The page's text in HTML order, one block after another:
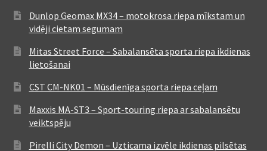
Dunlop Geomax MX34 – motokrosa riepa mīkstam un
vidēji cietam segumam
Mitas Street Force – Sabalansēta sporta riepa ikdienas
lietošanai
CST CM-NK01 – Mūsdienīga sporta riepa ceļam
Maxxis MA-ST3 – Sport-touring riepa ar sabalansētu
veiktspēju
Pirelli City Demon – Uzticama izvēle ikdienas pilsētas